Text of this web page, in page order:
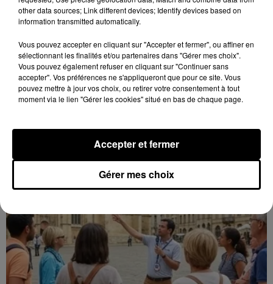
10h22
MULSANS (41) - GUINGUETTE DU COMITÉ
DES FÊTES
Samedi 29 août à partir de 18h30 au City Park de
fêtes. Musique des années 80-90.
other data sources; Link different devices; Identify devices based on
information transmitted automatically.
Vous pouvez accepter en cliquant sur "Accepter et fermer", ou affiner en
sélectionnant les finalités et/ou partenaires dans "Gérer mes choix".
Vous pouvez également refuser en cliquant sur "Continuer sans
accepter". Vos préférences ne s'appliqueront que pour ce site. Vous
pouvez mettre à jour vos choix, ou retirer votre consentement à tout
moment via le lien "Gérer les cookies" situé en bas de chaque page.
Gérer mes choix
Accepter et fermer